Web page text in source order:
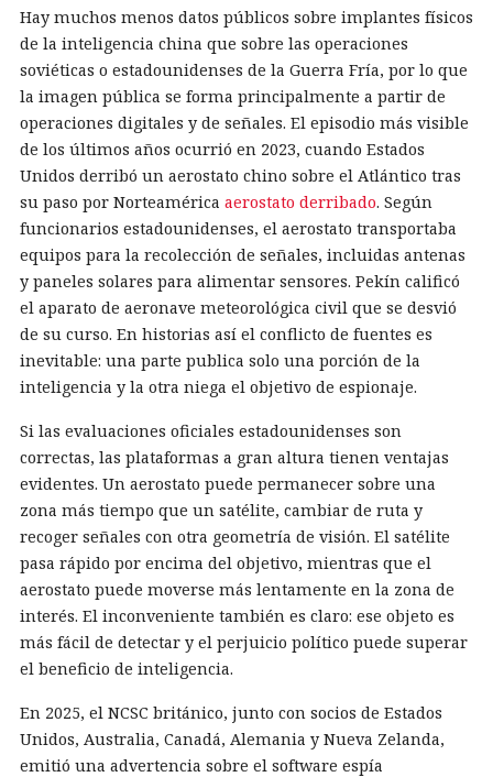
Hay muchos menos datos públicos sobre implantes físicos
de la inteligencia china que sobre las operaciones
soviéticas o estadounidenses de la Guerra Fría, por lo que
la imagen pública se forma principalmente a partir de
operaciones digitales y de señales. El episodio más visible
de los últimos años ocurrió en 2023, cuando Estados
Unidos derribó un aerostato chino sobre el Atlántico tras
su paso por Norteamérica aerostato derribado. Según
funcionarios estadounidenses, el aerostato transportaba
equipos para la recolección de señales, incluidas antenas
y paneles solares para alimentar sensores. Pekín calificó
el aparato de aeronave meteorológica civil que se desvió
de su curso. En historias así el conflicto de fuentes es
inevitable: una parte publica solo una porción de la
inteligencia y la otra niega el objetivo de espionaje.
Si las evaluaciones oficiales estadounidenses son
correctas, las plataformas a gran altura tienen ventajas
evidentes. Un aerostato puede permanecer sobre una
zona más tiempo que un satélite, cambiar de ruta y
recoger señales con otra geometría de visión. El satélite
pasa rápido por encima del objetivo, mientras que el
aerostato puede moverse más lentamente en la zona de
interés. El inconveniente también es claro: ese objeto es
más fácil de detectar y el perjuicio político puede superar
el beneficio de inteligencia.
En 2025, el NCSC británico, junto con socios de Estados
Unidos, Australia, Canadá, Alemania y Nueva Zelanda,
emitió una advertencia sobre el software espía